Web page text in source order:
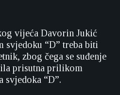
vijeća Davorin Jukić
svjedoku “D” treba biti
zbog čega se suđenje
prisutna prilikom
svjedoka “D”.